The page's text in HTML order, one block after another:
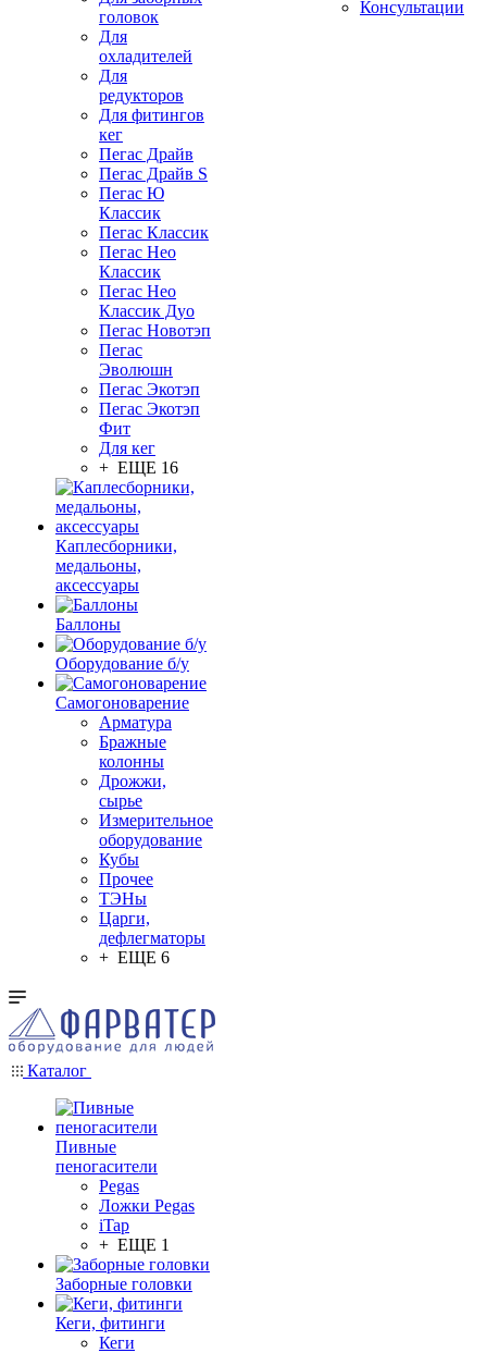
головок
Для
охладителей
Для
редукторов
Для фитингов
кег
Пегас Драйв
Пегас Драйв S
Пегас Ю
Классик
Пегас Классик
Пегас Нео
Классик
Пегас Нео
Классик Дуо
Пегас Новотэп
Пегас
Эволюшн
Пегас Экотэп
Пегас Экотэп
Фит
Для кег
+ ЕЩЕ 16
Каплесборники,
медальоны,
аксессуары
Баллоны
Оборудование б/у
Самогоноварение
Арматура
Бражные
колонны
Дрожжи,
сырье
Измерительное
оборудование
Кубы
Прочее
ТЭНы
Царги,
дефлегматоры
+ ЕЩЕ 6
Консультации
Каталог
Пивные
пеногасители
Pegas
Ложки Pegas
iTap
+ ЕЩЕ 1
Заборные головки
Кеги, фитинги
Кеги